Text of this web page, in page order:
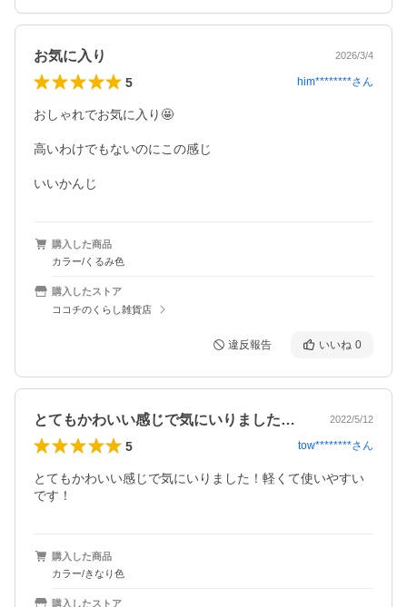
お気に入り 2026/3/4
5 him********さん
おしゃれでお気に入り🤩
高いわけでもないのにこの感じ
いいかんじ
購入した商品
カラー/くるみ色
購入したストア
ココチのくらし雑貨店
違反報告 いいね 0
とてもかわいい感じで気にいりました！軽… 2022/5/12
5 tow********さん
とてもかわいい感じで気にいりました！軽くて使いやすい
です！
購入した商品
カラー/きなり色
購入したストア